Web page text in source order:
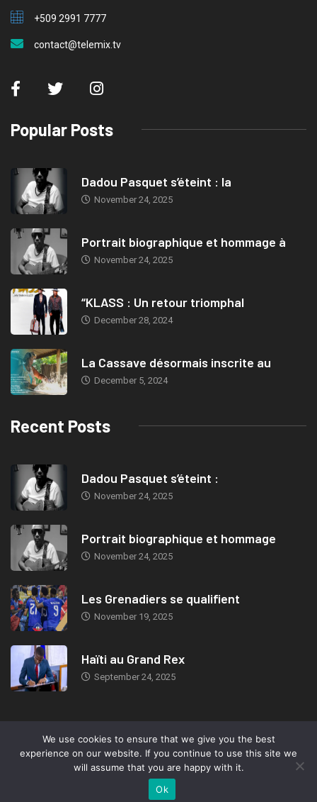
+509 2991 7777
contact@telemix.tv
Popular Posts
Dadou Pasquet s’éteint : la
November 24, 2025
Portrait biographique et hommage à
November 24, 2025
“KLASS : Un retour triomphal
December 28, 2024
La Cassave désormais inscrite au
December 5, 2024
Recent Posts
Dadou Pasquet s’éteint :
November 24, 2025
Portrait biographique et hommage
November 24, 2025
Les Grenadiers se qualifient
November 19, 2025
Haïti au Grand Rex
September 24, 2025
© 2019, TeleMIX Haiti- All rights reserved. Webdesign: Marc-Eden
Jeudy.
We use cookies to ensure that we give you the best
experience on our website. If you continue to use this site we
will assume that you are happy with it.
Ok